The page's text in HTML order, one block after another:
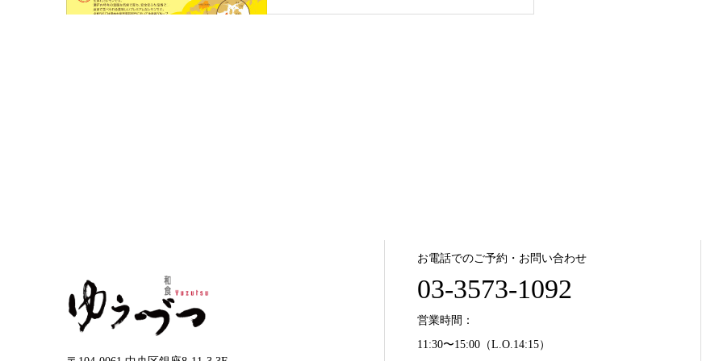
お電話でのご予約・お問い合わせ
03-3573-1092
営業時間：
11:30〜15:00（L.O.14:15）